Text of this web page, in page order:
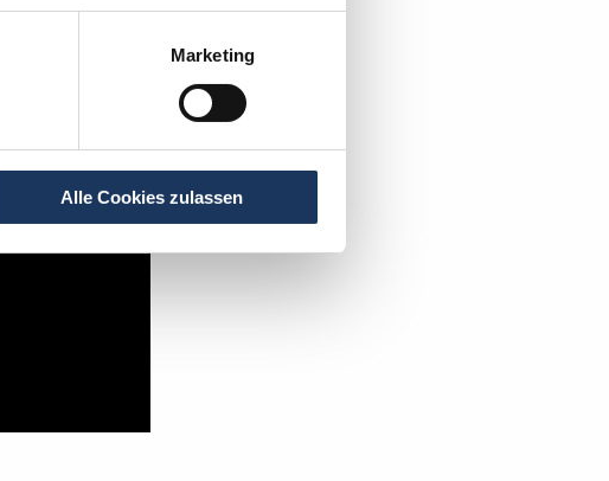
Marketing
Alle Cookies zulassen